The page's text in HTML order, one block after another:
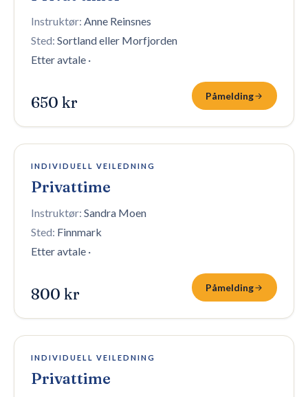
Instruktør: Anne Reinsnes
Sted: Sortland eller Morfjorden
Etter avtale ·
650 kr Påmelding
8 plasser igjen
INDIVIDUELL VEILEDNING
Privattime
Instruktør: Sandra Moen
Sted: Finnmark
Etter avtale ·
800 kr Påmelding
10 plasser igjen
INDIVIDUELL VEILEDNING
Privattime